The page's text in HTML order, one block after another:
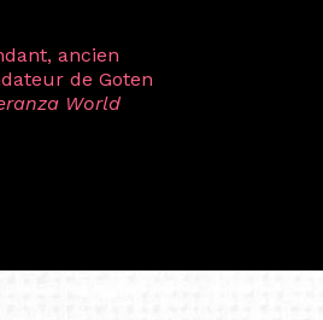
avec ma
la générosité et
de
encore,
et de tendre